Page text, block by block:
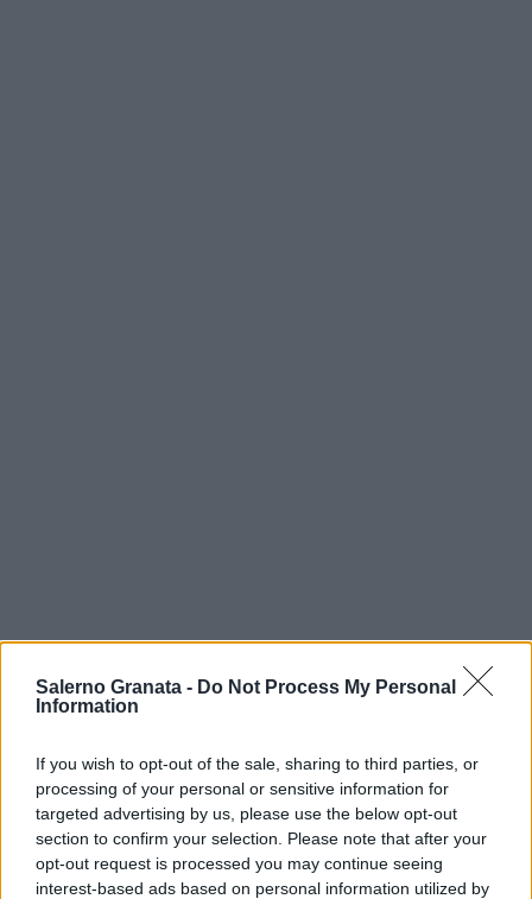
Salerno Granata - Do Not Process My Personal
Information
If you wish to opt-out of the sale, sharing to third parties, or
processing of your personal or sensitive information for
targeted advertising by us, please use the below opt-out
section to confirm your selection. Please note that after your
opt-out request is processed you may continue seeing
interest-based ads based on personal information utilized by